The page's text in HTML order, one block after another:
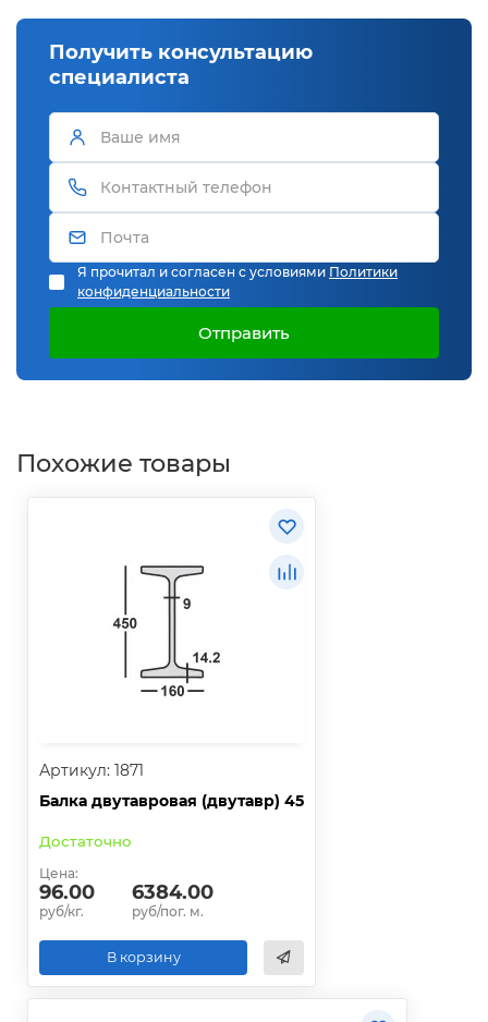
Получить консультацию
специалиста
Я прочитал и согласен с условиями Политики
конфиденциальности
Отправить
Похожие товары
Артикул: 1871
Балка двутавровая (двутавр) 45
Достаточно
Цена:
96.00
руб/кг.
6384.00
руб/пог. м.
В корзину